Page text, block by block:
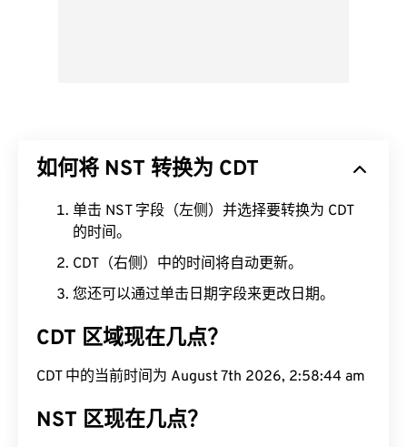
如何将 NST 转换为 CDT
单击 NST 字段（左侧）并选择要转换为 CDT
的时间。
CDT（右侧）中的时间将自动更新。
您还可以通过单击日期字段来更改日期。
CDT 区域现在几点？
CDT 中的当前时间为 August 7th 2026, 2:58:45 am
NST 区现在几点？